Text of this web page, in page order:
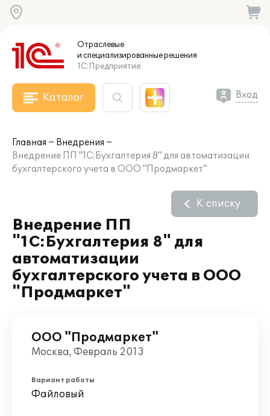
Отраслевые
и специализированныерешения
1С:Предприятие
Каталог Вход
Главная
Внедрения
Внедрение ПП "1С:Бухгалтерия 8" для автоматизации
бухгалтерского учета в ООО "Продмаркет"
Внедрение ПП
"1С:Бухгалтерия 8" для
автоматизации
бухгалтерского учета в ООО
"Продмаркет"
К списку
ООО "Продмаркет"
Москва, Февраль 2013
Вариант работы
Файловый